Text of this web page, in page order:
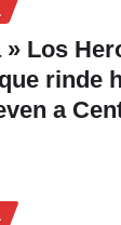
Los
rinde
a